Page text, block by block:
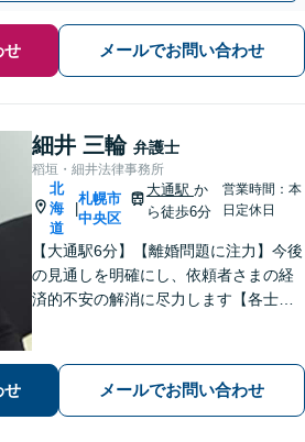
せ メールでお問い合わせ
細井 三輪 弁護士
稻垣・細井法律事務所
北
海
道
札幌市
中央区
大通駅 か
ら徒歩6分
営業時間：本
日定休日
【大通駅6分】【離婚問題に注力】今後
の見通しを明確にし、依頼者さまの経
済的不安の解消に尽力します【各士業
せ メールでお問い合わせ